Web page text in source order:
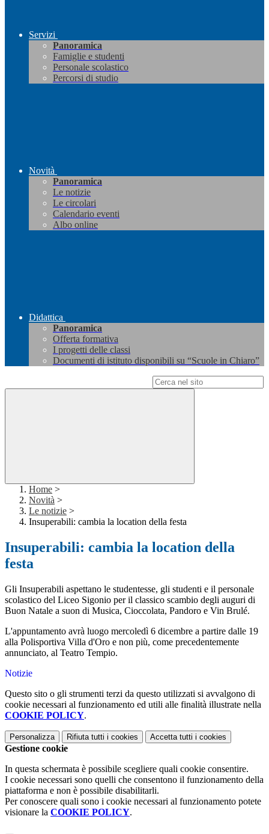
Servizi
Panoramica
Famiglie e studenti
Personale scolastico
Percorsi di studio
Novità
Panoramica
Le notizie
Le circolari
Calendario eventi
Albo online
Didattica
Panoramica
Offerta formativa
I progetti delle classi
Documenti di istituto disponibili su “Scuole in Chiaro”
Home >
Novità >
Le notizie >
Insuperabili: cambia la location della festa
Insuperabili: cambia la location della
festa
Gli Insuperabili aspettano le studentesse, gli studenti e il personale
scolastico del Liceo Sigonio per il classico scambio degli auguri di
Buon Natale a suon di Musica, Cioccolata, Pandoro e Vin Brulé.
L'appuntamento avrà luogo mercoledì 6 dicembre a partire dalle 19
alla Polisportiva Villa d'Oro e non più, come precedentemente
annunciato, al Teatro Tempio.
Notizie
Questo sito o gli strumenti terzi da questo utilizzati si avvalgono di
cookie necessari al funzionamento ed utili alle finalità illustrate nella
COOKIE POLICY.
Personalizza Rifiuta tutti i cookies Accetta tutti i cookies
Gestione cookie
In questa schermata è possibile scegliere quali cookie consentire.
I cookie necessari sono quelli che consentono il funzionamento della
piattaforma e non è possibile disabilitarli.
Per conoscere quali sono i cookie necessari al funzionamento potete
visionare la COOKIE POLICY.